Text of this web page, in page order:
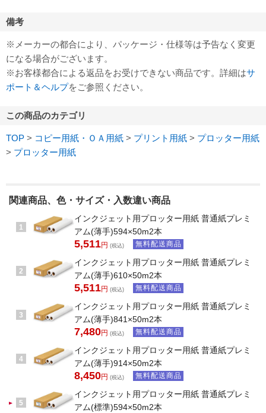
備考
※メーカーの都合により、パッケージ・仕様等は予告なく変更
になる場合がございます。
※お客様都合による返品をお受けできない商品です。詳細はサ
ポート＆ヘルプをご参照ください。
この商品のカテゴリ
TOP > コピー用紙・ＯＡ用紙 > プリント用紙 > プロッター用紙
> プロッター用紙
関連商品、色・サイズ・入数違い商品
1
インクジェット用プロッター用紙 普通紙プレミ
アム(薄手)594×50m2本
5,511円 (税込) 無料配送商品
2
インクジェット用プロッター用紙 普通紙プレミ
アム(薄手)610×50m2本
5,511円 (税込) 無料配送商品
3
インクジェット用プロッター用紙 普通紙プレミ
アム(薄手)841×50m2本
7,480円 (税込) 無料配送商品
4
インクジェット用プロッター用紙 普通紙プレミ
アム(薄手)914×50m2本
8,450円 (税込) 無料配送商品
5
インクジェット用プロッター用紙 普通紙プレミ
アム(標準)594×50m2本